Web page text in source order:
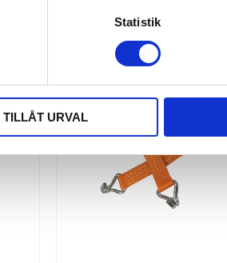
Statistik
TILLÅT URVAL